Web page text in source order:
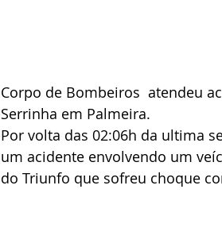
Corpo de Bombeiros  atendeu
Serrinha em Palmeira.
Por volta das 02:06h da ultima
um acidente envolvendo um
do Triunfo que sofreu choque